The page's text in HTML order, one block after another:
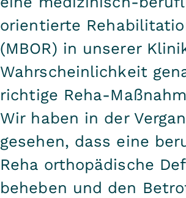
konkret weitergehen soll.
Zusammen mit dem
lassen sich nächste
eine stufenweise
Wiedereingliederung,
Arbeitsplatz (BEM),
Formen der Leistungen
am Arbeitsleben oder
interne
Probleme bereits bei der
Antragstellung
begründen.
orientierte
(MBOR) in unserer
Wahrscheinlichkeit
richtige Reha-
Wir haben in der
gesehen, dass eine
Reha orthopädische
beheben und den